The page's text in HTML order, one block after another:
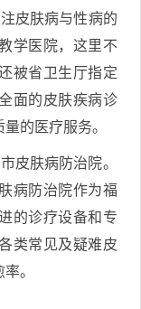
皮肤病与性病的
学医院，这里不
被省卫生厅指定
面的皮肤疾病诊
的医疗服务。
皮肤病防治院。
病防治院作为福
的诊疗设备和专
类常见及疑难皮
。